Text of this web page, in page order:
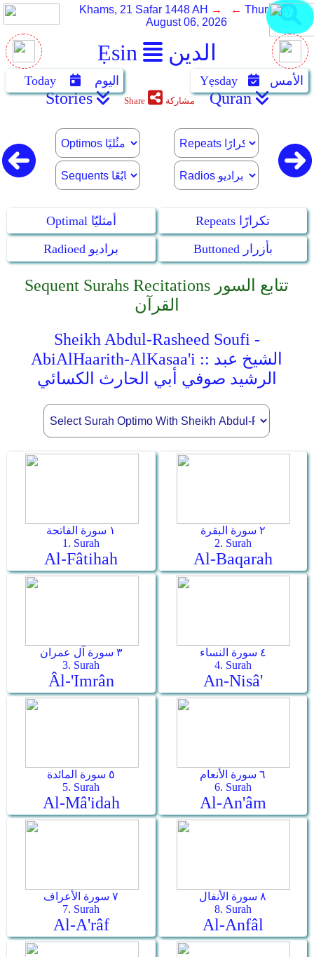
Ẹsin الدين
Khams, 21 Safar 1448 AH → ← Thursday,
August 06, 2026
Today اليوم Yẹsday الأمس
Stories Share مشاركة Quran
Optimal أمثليّا
Repeats تكرارًا
Radioed براديو
Buttoned بأزرار
Sequent Surahs Recitations تتابع السور
القرآن
Sheikh Abdul-Rasheed Soufi -
AbiAlHaarith-AlKasaa'i :: الشيخ عبد
الرشيد صوفي أبي الحارث الكسائي
١ سورة الفاتحة
1. Surah
Al-Fâtihah
٢ سورة البقرة
2. Surah
Al-Baqarah
٣ سورة آل عمران
3. Surah
Âl-'Imrân
٤ سورة النساء
4. Surah
An-Nisâ'
٥ سورة المائدة
5. Surah
Al-Mâ'idah
٦ سورة الأنعام
6. Surah
Al-An'âm
٧ سورة الأعراف
7. Surah
Al-A'râf
٨ سورة الأنفال
8. Surah
Al-Anfâl